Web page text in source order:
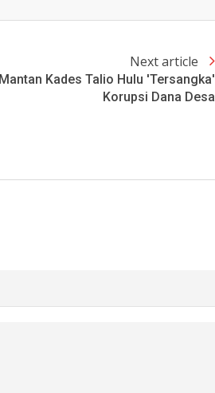
Next article
Mantan Kades Talio Hulu 'Tersangka'
Korupsi Dana Desa